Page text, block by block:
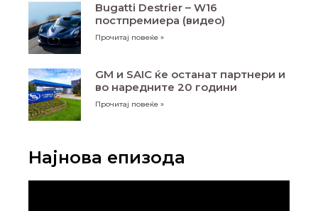
Bugatti Destrier – W16
постпремиера (видео)
Прочитај повеќе »
GM и SAIC ќе останат партнери и
во наредните 20 години
Прочитај повеќе »
Најнова епизода